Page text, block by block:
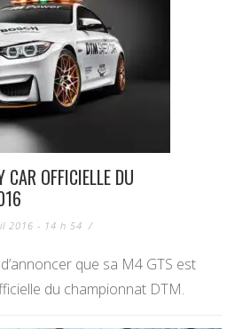
OFFICIELLE DU
2016 - 14 h 54 /
que sa M4 GTS est
du championnat DTM.